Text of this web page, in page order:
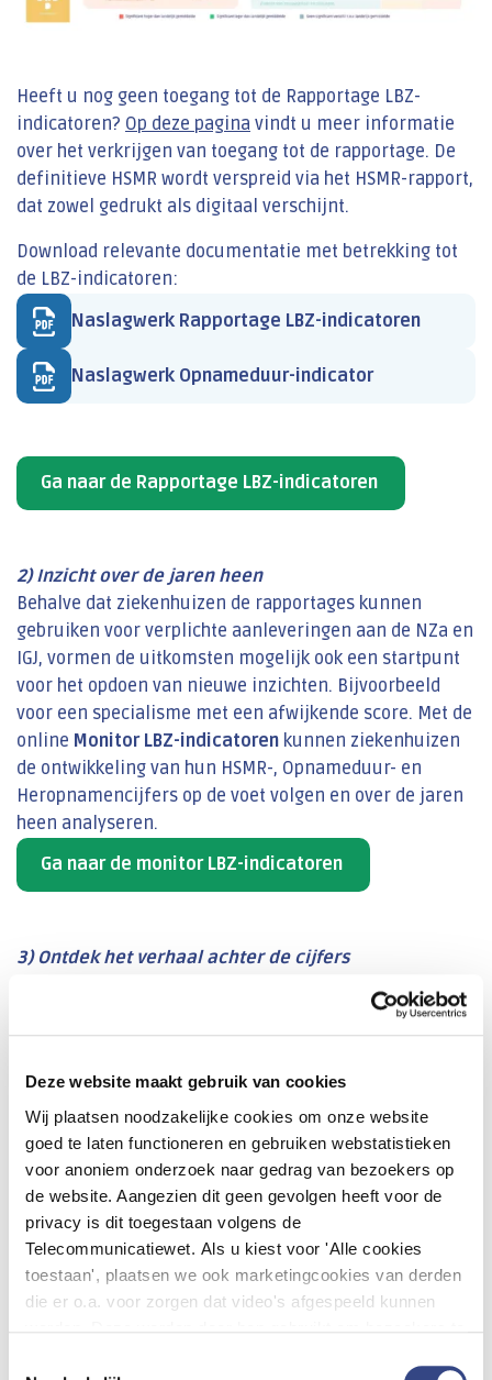
Deze website maakt gebruik van cookies
Wij plaatsen noodzakelijke cookies om onze website
goed te laten functioneren en gebruiken webstatistieken
voor anoniem onderzoek naar gedrag van bezoekers op
de website. Aangezien dit geen gevolgen heeft voor de
privacy is dit toegestaan volgens de
Telecommunicatiewet. Als u kiest voor 'Alle cookies
toestaan', plaatsen we ook marketingcookies van derden
die er o.a. voor zorgen dat video's afgespeeld kunnen
Heeft u nog geen toegang tot de Rapportage LBZ-
indicatoren? Op deze pagina vindt u meer informatie
over het verkrijgen van toegang tot de rapportage. De
definitieve HSMR wordt verspreid via het HSMR-rapport,
dat zowel gedrukt als digitaal verschijnt.
Download relevante documentatie met betrekking tot
de LBZ-indicatoren:
Naslagwerk Rapportage LBZ-indicatoren
Naslagwerk Opnameduur-indicator
Ga naar de Rapportage LBZ-indicatoren
2) Inzicht over de jaren heen
Behalve dat ziekenhuizen de rapportages kunnen
gebruiken voor verplichte aanleveringen aan de NZa en
IGJ, vormen de uitkomsten mogelijk ook een startpunt
voor het opdoen van nieuwe inzichten. Bijvoorbeeld
voor een specialisme met een afwijkende score. Met de
online Monitor LBZ-indicatoren kunnen ziekenhuizen
de ontwikkeling van hun HSMR-, Opnameduur- en
Heropnamencijfers op de voet volgen en over de jaren
heen analyseren.
Ga naar de monitor LBZ-indicatoren
3) Ontdek het verhaal achter de cijfers
Wilt u diepere analyses uitvoeren op basis van de LBZ-
indicatoren, om op die manier van de achterliggende
casussen te leren? Dit is mogelijk met deHospital
aanvraag beschikbaar is en in samenspraak met de
gebruikers wordt doorontwikkeld, heeft u altijd een
actueel beeld van de cijfers. Dit is mogelijk doordat de
LBZ-data wekelijks worden ververst.
De HDV biedt meerdere triggers en ingangen om
bijvoorbeeld dossieronderzoek op te baseren. Van
afzonderlijke en gecombineerde monitors over de
HSMR, Opnameduren en Heropnamenratio tot